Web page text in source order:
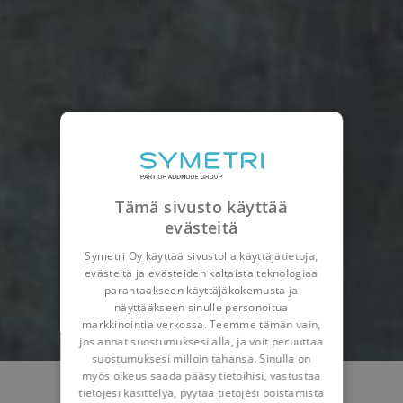
Tämä sivusto käyttää
evästeitä
Symetri Oy käyttää sivustolla käyttäjätietoja,
evästeitä ja evästeiden kaltaista teknologiaa
parantaakseen käyttäjäkokemusta ja
näyttääkseen sinulle personoitua
markkinointia verkossa. Teemme tämän vain,
jos annat suostumuksesi alla, ja voit peruuttaa
suostumuksesi milloin tahansa. Sinulla on
myös oikeus saada pääsy tietoihisi, vastustaa
tietojesi käsittelyä, pyytää tietojesi poistamista